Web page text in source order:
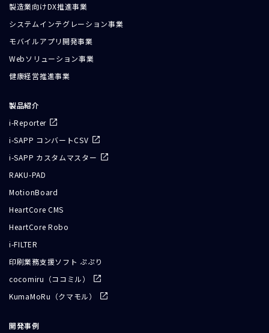
製造業向けDX推進事業
システムインテグレーション事業
モバイルアプリ開発事業
Webソリューション事業
健康経営推進事業
製品紹介
i-Reporter
i-SAPP コンバートCSV
i-SAPP カスタムマスター
RAKU-PAD
MotionBoard
HeartCore CMS
HeartCore Robo
i-FILTER
印刷業務支援ソフト ぷぷり
cocomiru（ココミル）
KumaMoRu（クマモル）
開発事例